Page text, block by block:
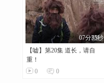
07分35秒
【嘘】第20集 道长，请自
重！
0
0